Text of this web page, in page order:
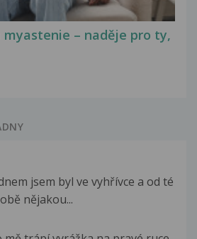
– naděje pro ty,
jsem byl ve vyhřívce a od té
nějakou...